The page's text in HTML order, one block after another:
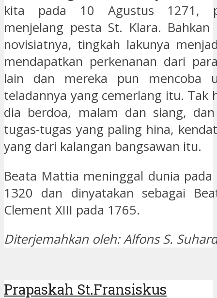
kita pada 10 Agustus 1271,
menjelang pesta St. Klara. Bahkan
novisiatnya, tingkah lakunya
mendapatkan perkenanan dari
lain dan mereka pun mencoba
teladannya yang cemerlang itu. Tak
dia berdoa, malam dan siang,
tugas-tugas yang paling hina,
yang dari kalangan bangsawan itu.
Beata Mattia meninggal dunia pada
1320 dan dinyatakan sebagai
Clement XIII pada 1765.
Diterjemahkan oleh: Alfons S.
Prapaskah St.Fransiskus